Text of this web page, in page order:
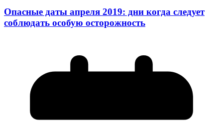
Опасные даты апреля 2019: дни когда следует
соблюдать особую осторожность